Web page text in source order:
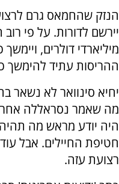
הנזק שהחמאס גרם
יירשם לדורות. על פי
מיליארדי דולרים,
ההריסות עתיד להימשך
יחיא סינוואר לא נשאר
מה שאמר נסראללה
היה יודע מראש מה
חטיפת החיילים. אבל
רצועת עזה.